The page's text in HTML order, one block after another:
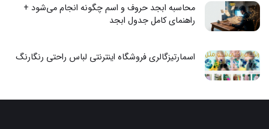
محاسبه ابجد حروف و اسم چگونه انجام می‌شود +
راهنمای کامل جدول ابجد
اسمارتیزگالری فروشگاه اینترنتی لباس راحتی رنگارنگ